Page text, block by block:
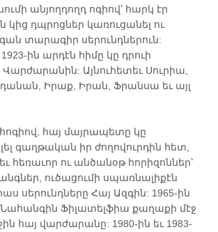
անյողդողդ ոգիով՝ հարկ էր
կից դպրոցներ կառուցանել ու
տարագիր սերունդներուն:
ին արդէն հիմը կը դրուի
Այնուհետեւ Սուրիա,
Իրաք, Իրան, Ֆրանսա եւ այլ
հայ մայրապետը կը
գաղթական իր ժողովուրդին հետ,
հեռաւոր ու անծանօթ հորիզոններ՝
ուծացումի սպառնալիքէն
սերունդները Հայ Ազգին: 1965-ին
Ֆիլատելֆիա քաղաքի մէջ
հայ վարժարանը: 1980-ին եւ 1983-